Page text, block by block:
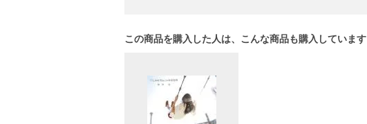
この商品を購入した人は、こんな商品も購入しています